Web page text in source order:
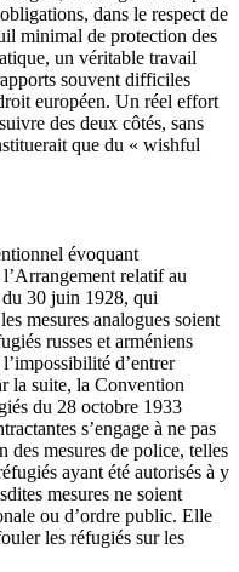
dans le respect de
minimal de protection des
un véritable travail
souvent difficiles
européen. Un réel effort
des deux côtés, sans
que du « wishful
évoquant
relatif au
du 30 juin 1928, qui
mesures analogues soient
russes et arméniens
d’entrer
la suite, la Convention
du 28 octobre 1933
s’engage à ne pas
des mesures de police, telles
ayant été autorisés à y
mesures ne soient
ou d’ordre public. Elle
les réfugiés sur les